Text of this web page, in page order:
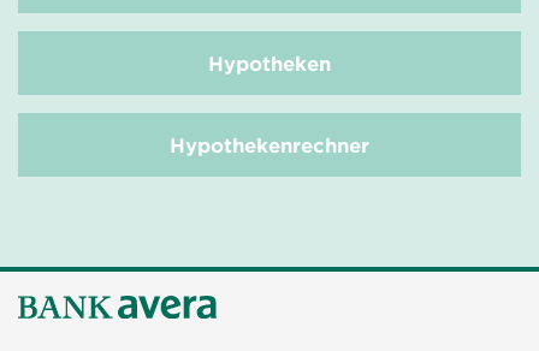
Hypotheken
Hypothekenrechner